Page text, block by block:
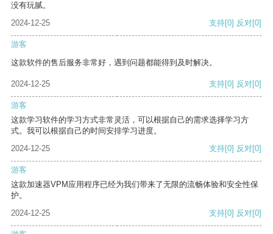
没有玩腻。
2024-12-25
支持[0] 反对[0]
游客
这款软件的售后服务非常好，遇到问题都能得到及时解决。
2024-12-25 支持[0] 反对[0]
游客
这款学习软件的学习方式非常灵活，可以根据自己的需求选择学习方
式。我可以根据自己的时间安排学习进度。
2024-12-25
支持[0] 反对[0]
游客
这款加速器VPM应用程序已经为我们带来了无限的流畅体验和安全性保
护。
2024-12-25
支持[0] 反对[0]